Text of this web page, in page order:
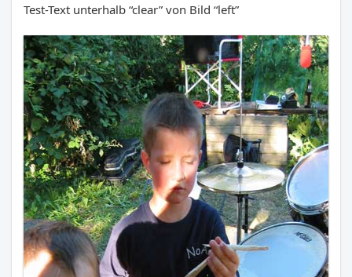
Test-Text unterhalb “clear” von Bild “left”